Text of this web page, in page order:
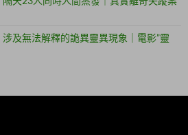
及無法解釋的詭異靈異現象｜電影”靈